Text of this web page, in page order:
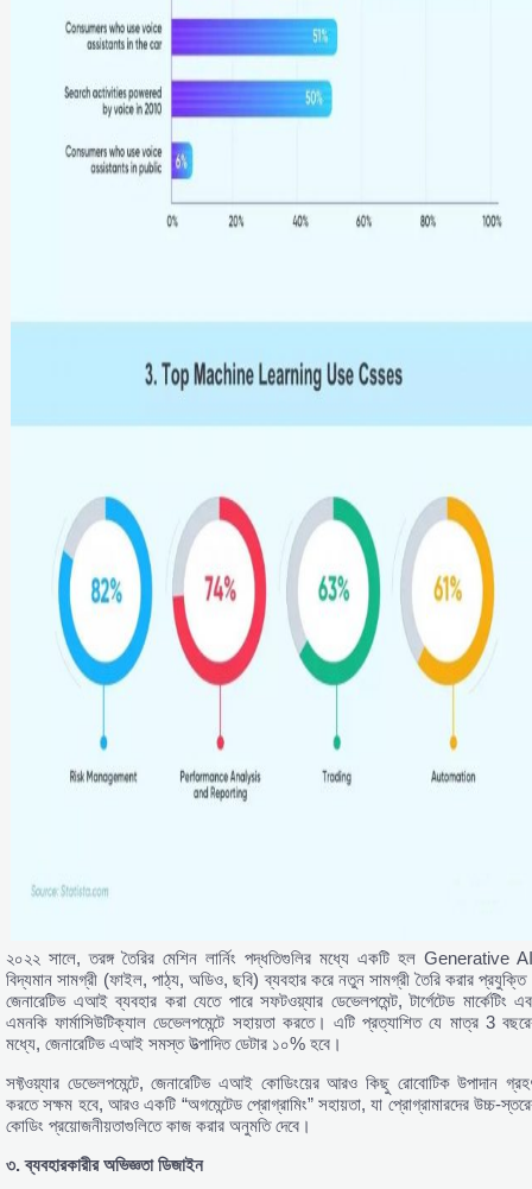
২০২২ সালে, তরঙ্গ তৈরির মেশিন লার্নিং পদ্ধতিগুলির মধ্যে একটি হল Generative
বিদ্যমান সামগ্রী (ফাইল, পাঠ্য, অডিও, ছবি) ব্যবহার করে নতুন সামগ্রী তৈরি করার
জেনারেটিভ এআই ব্যবহার করা যেতে পারে সফটওয়্যার ডেভেলপমেন্ট, টার্গেটেড মার্কেটিং
এমনকি ফার্মাসিউটিক্যাল ডেভেলপমেন্টে সহায়তা করতে। এটি প্রত্যাশিত যে মাত্র 3
মধ্যে, জেনারেটিভ এআই সমস্ত উত্পাদিত ডেটার ১০% হবে।
সফ্টওয়্যার ডেভেলপমেন্টে, জেনারেটিভ এআই কোডিংয়ের আরও কিছু রোবোটিক উপাদান
করতে সক্ষম হবে, আরও একটি “অগমেন্টেড প্রোগ্রামিং” সহায়তা, যা প্রোগ্রামারদের উচ্চ-
কোডিং প্রয়োজনীয়তাগুলিতে কাজ করার অনুমতি দেবে।
৩.ব্যবহারকারীরঅভিজ্ঞতাডিজাইন